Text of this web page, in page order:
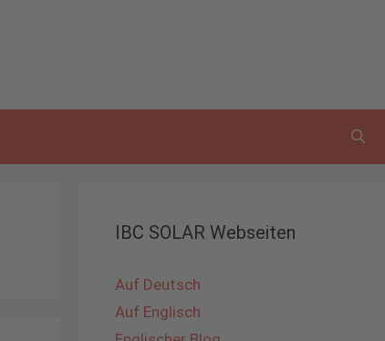
IBC SOLAR Webseiten
Auf Deutsch
Auf Englisch